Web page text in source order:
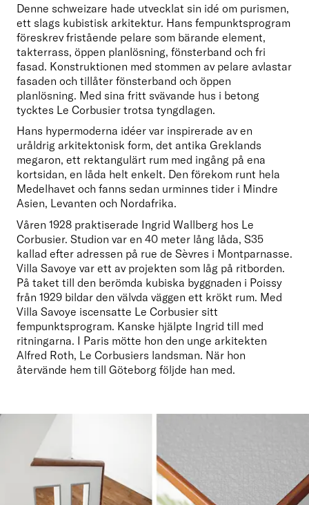
Denne schweizare hade utvecklat sin idé om purismen,
ett slags kubistisk arkitektur. Hans fempunktsprogram
föreskrev fristående pelare som bärande element,
takterrass, öppen planlösning, fönsterband och fri
fasad. Konstruktionen med stommen av pelare avlastar
fasaden och tillåter fönsterband och öppen
planlösning. Med sina fritt svävande hus i betong
tycktes Le Corbusier trotsa tyngdlagen.
Hans hypermoderna idéer var inspirerade av en
uråldrig arkitektonisk form, det antika Greklands
megaron, ett rektangulärt rum med ingång på ena
kortsidan, en låda helt enkelt. Den förekom runt hela
Medelhavet och fanns sedan urminnes tider i Mindre
Asien, Levanten och Nordafrika.
Våren 1928 praktiserade Ingrid Wallberg hos Le
Corbusier. Studion var en 40 meter lång låda, S35
kallad efter adressen på rue de Sèvres i Montparnasse.
Villa Savoye var ett av projekten som låg på ritborden.
På taket till den berömda kubiska byggnaden i Poissy
från 1929 bildar den välvda väggen ett krökt rum. Med
Villa Savoye iscensatte Le Corbusier sitt
fempunktsprogram. Kanske hjälpte Ingrid till med
ritningarna. I Paris mötte hon den unge arkitekten
Alfred Roth, Le Corbusiers landsman. När hon
återvände hem till Göteborg följde han med.